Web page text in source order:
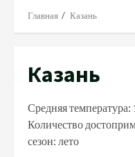
Главная Казань
Казань
Средняя
Количество
сезон: лето